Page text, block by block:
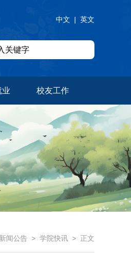
中文 | 英文
业 校友工作
新闻公告 > 学院快讯 > 正文